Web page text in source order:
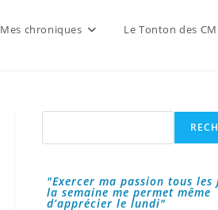
Mes chroniques Le Tonton des CM
"Exercer ma passion tous les
la semaine me permet même
d’apprécier le lundi"